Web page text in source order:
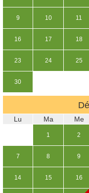
9 10 11
16 17 18
23 24 25
30
Lu Ma Me
1 2
7 8 9
14 15 16